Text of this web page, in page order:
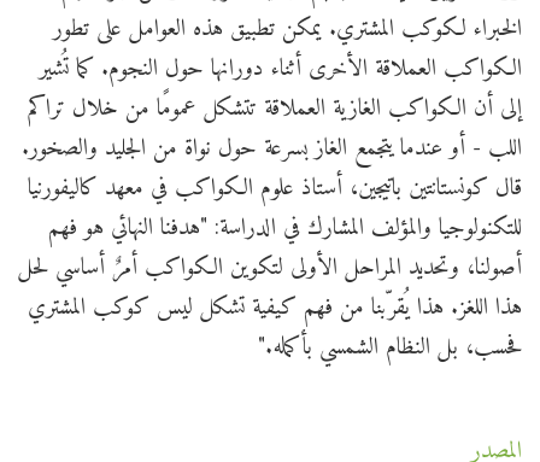
الخبراء لكوكب المشتري. يمكن تطبيق هذه العوامل على تطور
الكواكب العملاقة الأخرى أثناء دورانها حول النجوم. كما تُشير
إلى أن الكواكب الغازية العملاقة تتشكل عمومًا من خلال تراكم
اللب - أو عندما يتجمع الغاز بسرعة حول نواة من الجليد والصخور.
قال كونستانتين باتيجين، أستاذ علوم الكواكب في معهد كاليفورنيا
للتكنولوجيا والمؤلف المشارك في الدراسة: "هدفنا النهائي هو فهم
أصولنا، وتحديد المراحل الأولى لتكوين الكواكب أمرٌ أساسي لحل
هذا اللغز. هذا يُقرّبنا من فهم كيفية تشكل ليس كوكب المشتري
فحسب، بل النظام الشمسي بأكمله."
المصدر